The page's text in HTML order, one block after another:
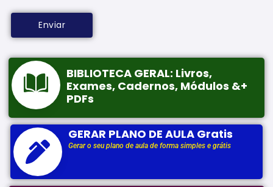
BIBLIOTECA GERAL: Livros,
Exames, Cadernos, Módulos &+
PDFs
GERAR PLANO DE AULA Gratis
Gerar o seu plano de aula de forma simples e grátis